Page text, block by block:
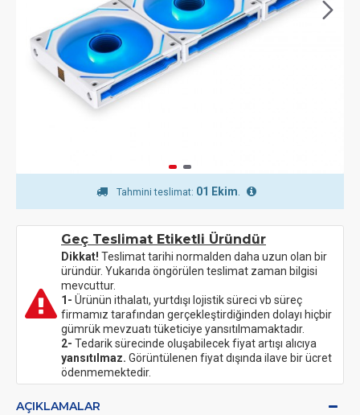
Tahmini teslimat: 01 Ekim
Geç Teslimat Etiketli Üründür
Dikkat! Teslimat tarihi normalden daha uzun olan bir
üründür. Yukarıda öngörülen teslimat zaman bilgisi
mevcuttur.
1- Ürünün ithalatı, yurtdışı lojistik süreci vb süreç
firmamız tarafından gerçekleştirdiğinden dolayı hiçbir
gümrük mevzuatı tüketiciye yansıtılmamaktadır.
2- Tedarik sürecinde oluşabilecek fiyat artışı alıcıya
yansıtılmaz. Görüntülenen fiyat dışında ilave bir ücret
ödenmemektedir.
AÇIKLAMALAR